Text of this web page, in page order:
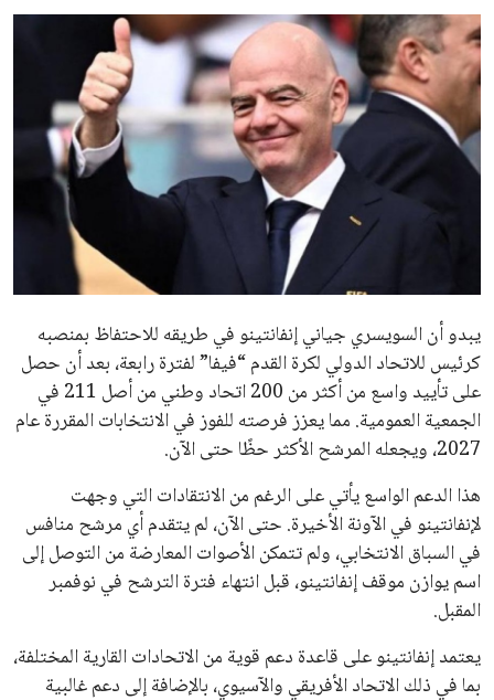
ايوا مصر
الاخبار الشائعة
إنفانتينو يخطو نحو ولاية رابعة في رئاسة فيفا
مستثمر هندي بريطاني يسعى لامتلاك حصة
في نادي ليفربول الرياضي
تحقق من قهوتك المغشوشة 7 علامات تدل